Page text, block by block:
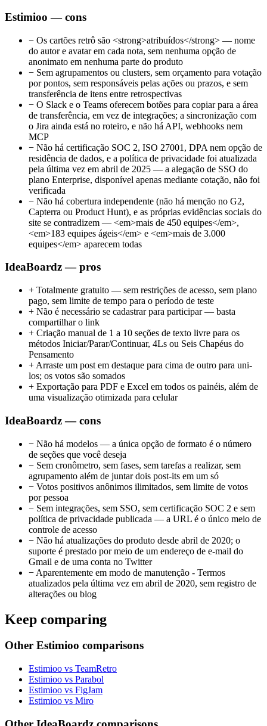
Estimioo — cons
− Os cartões retrô são <strong>atribuídos</strong> — nome
do autor e avatar em cada nota, sem nenhuma opção de
anonimato em nenhuma parte do produto
− Sem agrupamentos ou clusters, sem orçamento para votação
por pontos, sem responsáveis pelas ações ou prazos, e sem
transferência de itens entre retrospectivas
− O Slack e o Teams oferecem botões para copiar para a área
de transferência, em vez de integrações; a sincronização com
o Jira ainda está no roteiro, e não há API, webhooks nem
MCP
− Não há certificação SOC 2, ISO 27001, DPA nem opção de
residência de dados, e a política de privacidade foi atualizada
pela última vez em abril de 2025 — a alegação de SSO do
plano Enterprise, disponível apenas mediante cotação, não foi
verificada
− Não há cobertura independente (não há menção no G2,
Capterra ou Product Hunt), e as próprias evidências sociais do
site se contradizem — <em>mais de 450 equipes</em>,
<em>183 equipes ágeis</em> e <em>mais de 3.000
equipes</em> aparecem todas
IdeaBoardz — pros
+ Totalmente gratuito — sem restrições de acesso, sem plano
pago, sem limite de tempo para o período de teste
+ Não é necessário se cadastrar para participar — basta
compartilhar o link
+ Criação manual de 1 a 10 seções de texto livre para os
métodos Iniciar/Parar/Continuar, 4Ls ou Seis Chapéus do
Pensamento
+ Arraste um post em destaque para cima de outro para uni-
los; os votos são somados
+ Exportação para PDF e Excel em todos os painéis, além de
uma visualização otimizada para celular
IdeaBoardz — cons
− Não há modelos — a única opção de formato é o número
de seções que você deseja
− Sem cronômetro, sem fases, sem tarefas a realizar, sem
agrupamento além de juntar dois post-its em um só
− Votos positivos anônimos ilimitados, sem limite de votos
por pessoa
− Sem integrações, sem SSO, sem certificação SOC 2 e sem
política de privacidade publicada — a URL é o único meio de
controle de acesso
− Não há atualizações do produto desde abril de 2020; o
suporte é prestado por meio de um endereço de e-mail do
Gmail e de uma conta no Twitter
− Aparentemente em modo de manutenção - Termos
atualizados pela última vez em abril de 2020, sem registro de
alterações ou blog
Keep comparing
Other Estimioo comparisons
Estimioo vs TeamRetro
Estimioo vs Parabol
Estimioo vs FigJam
Estimioo vs Miro